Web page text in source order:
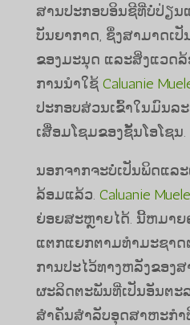
ສານປະກອບອິນຊີທີ່ບໍ່ປ່ຽນ
ບັນຍາກາດ, ຊຶ່ງສາມາດເ
ຂອງມະນຸດ ແລະສິ່ງແວດ
ການນໍາໃຊ້ Caluanie
ປະກອບສ່ວນເຂົ້າໃນມົນລ
ເສື່ອມໂຊມຂອງຊັ້ນໂອໂຊນ.
ນອກຈາກ​ຈະ​ບໍ່​ເປັນ​ພິດ​ແລ
ລ້ອມ​ແລ້ວ. Caluanie
ຍ່ອຍສະຫຼາຍໄດ້. ນີ້ຫມາຍ
ແຕກແຍກຕາມທໍາມະຊາດ
ການປະໄວ້ທາງຫລັງຂອງ
ຜະລິດຕະພັນທີ່ເປັນອັນຕະ
ສໍາຄັນສໍາລັບອຸດສາຫະກໍ